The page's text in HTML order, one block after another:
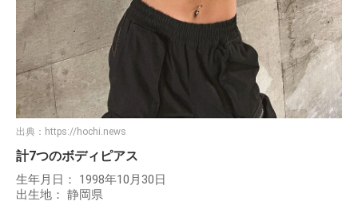
出典： https://hochi.news
計7つのボディピアス
生年月日： 1998年10月30日
出生地： 静岡県